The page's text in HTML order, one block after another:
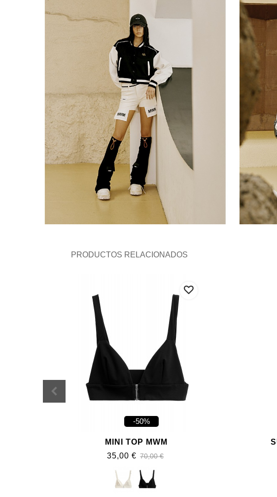
PRODUCTOS RELACIONADOS
-50%
MINI TOP MWM
35,00 € 70,00 €